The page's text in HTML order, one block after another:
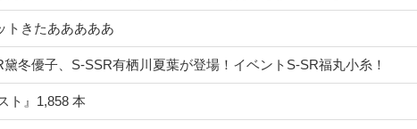
トきたあああああ
黛冬優子、S-SSR有栖川夏葉が登場！イベントS-SR福丸小糸！
ト』1,858 本